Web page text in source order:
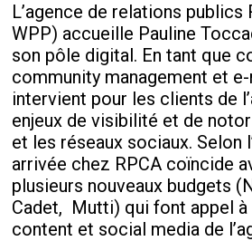
L’agence de relations publics
WPP) accueille Pauline
son pôle digital. En tant que
community management et
intervient pour les clients de
enjeux de visibilité et de
et les réseaux sociaux. Selon
arrivée chez RPCA coïncide
plusieurs nouveaux budgets
Cadet, Mutti) qui font appel à
content et social media de